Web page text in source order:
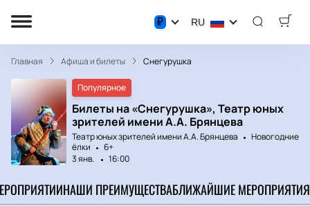
₽ RU
Главная Афиша и билеты Снегурушка
Популярное
Билеты на «Снегурушка», Театр юных
зрителей имени А.А. Брянцева
Театр юных зрителей имени А.А. Брянцева
Новогодние
ёлки
6+
3 янв.
16:00
НАШИ ПРЕИМУЩЕСТВАБЛИЖАЙШИЕ МЕРОПРИЯТИЯ